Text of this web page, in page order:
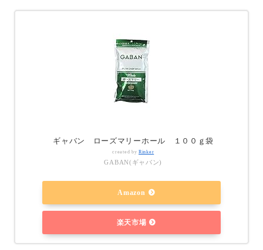
ギャバン ローズマリーホール １００ｇ袋
created byRinker
GABAN(ギャバン)
Amazon
楽天市場